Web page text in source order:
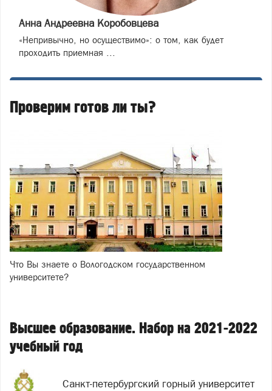
Анна Андреевна Коробовцева
«Непривычно, но осуществимо»: о том, как будет
проходить приемная ...
Проверим готов ли ты?
Что Вы знаете о Вологодском государственном
университете?
Высшее образование. Набор на 2021-2022
учебный год
Санкт-петербургский горный университет